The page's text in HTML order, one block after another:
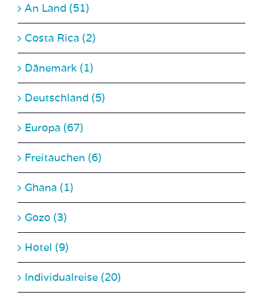
An Land (51)
Costa Rica (2)
Dänemark (1)
Deutschland (5)
Europa (67)
Freitauchen (6)
Ghana (1)
Gozo (3)
Hotel (9)
Individualreise (20)